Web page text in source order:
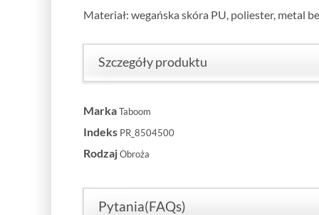
Materiał: wegańska skóra PU, poliester, metal
Szczegóły produktu
MarkaTaboom
Indeks PR_8504500
RodzajObroża
Pytania(FAQs)